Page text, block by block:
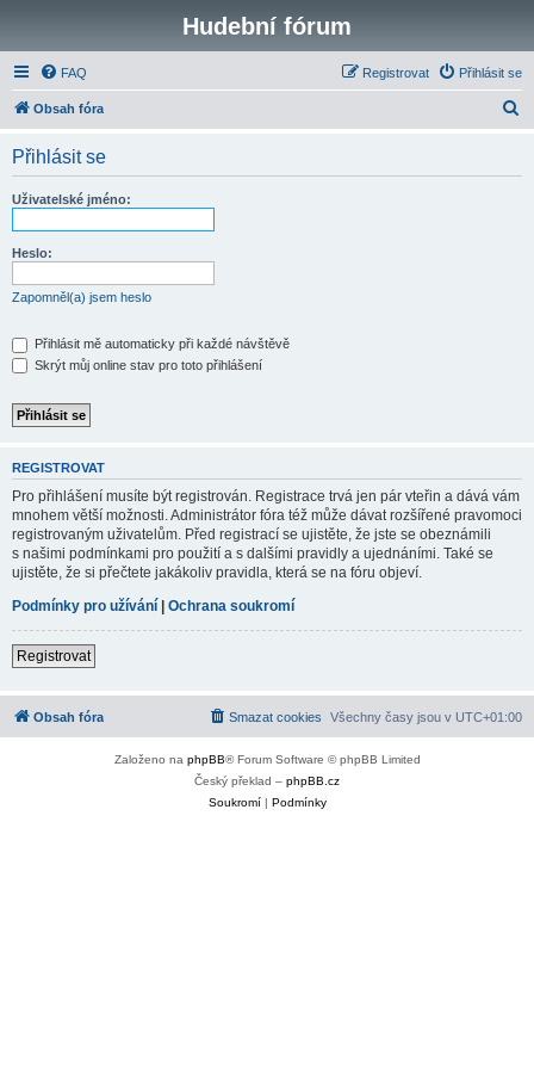
Hudební fórum
FAQ Přihlásit se
Registrovat
Obsah fóra
Přihlásit se
Uživatelské jméno:
Heslo:
Zapomněl(a) jsem heslo
Přihlásit mě automaticky při každé návštěvě
Skrýt můj online stav pro toto přihlášení
REGISTROVAT
Pro přihlášení musíte být registrován. Registrace trvá jen pár vteřin a dává vám
mnohem větší možnosti. Administrátor fóra též může dávat rozšířené pravomoci
registrovaným uživatelům. Před registrací se ujistěte, že jste se obeznámili
s našimi podmínkami pro použití a s dalšími pravidly a ujednáními. Také se
ujistěte, že si přečtete jakákoliv pravidla, která se na fóru objeví.
Podmínky pro užívání | Ochrana soukromí
Registrovat
Obsah fóra Všechny časy jsou v UTC+01:00
Smazat cookies
Založeno na phpBB® Forum Software © phpBB Limited
Český překlad – phpBB.cz
Soukromí| Podmínky